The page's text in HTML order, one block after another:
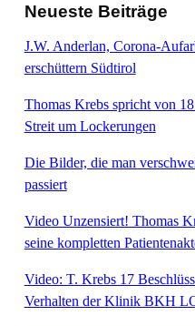
Neueste Beiträge
J.W. Anderlan, Corona-
erschüttern Südtirol
Thomas Krebs spricht von
Streit um Lockerungen
Die Bilder, die man
passiert
Video Unzensiert! Thomas
seine kompletten
Video: T. Krebs 17
Verhalten der Klinik BKH